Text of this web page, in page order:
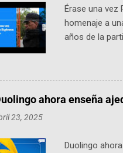
Érase una vez
homenaje a
años de la
podcast, de
nuestro
Notas del
pueden
ahora enseña
23, 2025
Duolingo